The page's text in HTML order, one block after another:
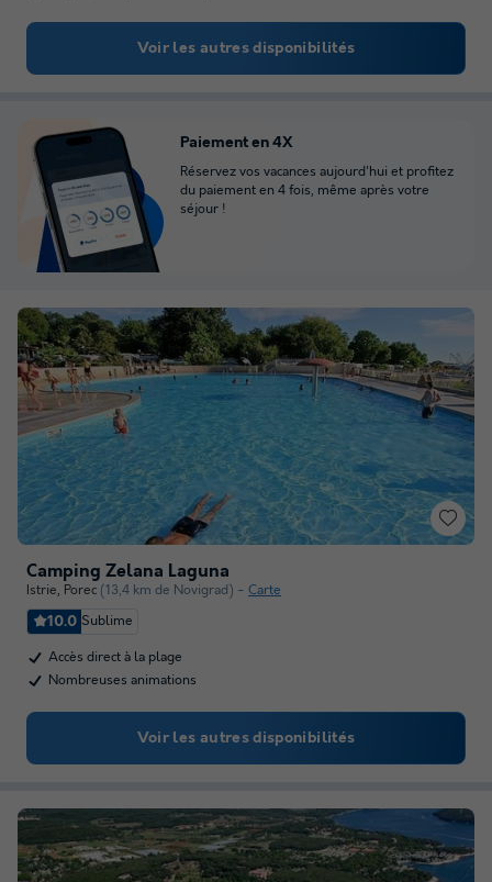
Voir les autres disponibilités
Camping Zelana Laguna
Istrie, Porec (13,4 km de Novigrad) Carte
10.0 Sublime
Accès direct à la plage
Nombreuses animations
Voir les autres disponibilités
Paiement en 4X
Réservez vos vacances aujourd'hui et profitez
du paiement en 4 fois, même après votre
séjour !